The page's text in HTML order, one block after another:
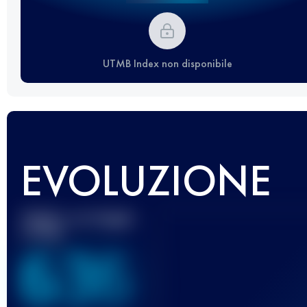
UTMB Index non disponibile
EVOLUZIONE
Miglior punteggio
636